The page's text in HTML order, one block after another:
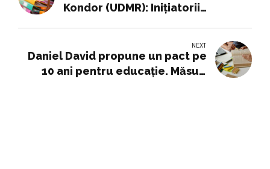
Kondor (UDMR): Inițiatorii
NEXT
Daniel David propune un pact pe
10 ani pentru educație. Măsuri